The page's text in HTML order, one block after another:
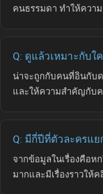
คนธรรมดา ทำให้ควา
Q: ดูแล้วเหมาะกับใ
น่าจะถูกกับคนที่อินกับ
และให้ความสำคัญกับ
Q: มีกี่ปีที่ตัวละครแ
จากข้อมูลในเรื่องคือห
มากและมีเรื่องราวให้